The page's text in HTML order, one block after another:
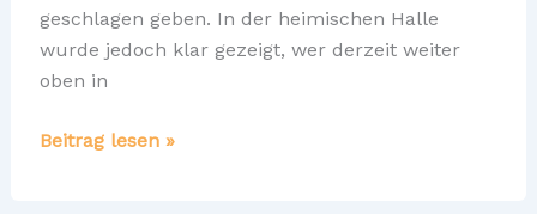
geschlagen geben. In der heimischen Halle
wurde jedoch klar gezeigt, wer derzeit weiter
oben in
Derbysieg
Beitrag lesen »